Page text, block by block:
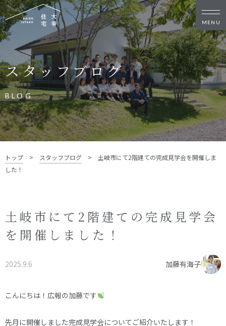
お電話でのご相談はお気軽に
新築・リノベをお考えの方
家づくりの考え方
家づくりの流れ
施工事例
イベント
お客様の声
モデルハウス
リフォーム・リノベーション
土地をお探しの方
- 分譲地情報
スタッフブログ
お知らせ
会社概要
スタッフ紹介
オーナー様へ
スタッフブログ
BLOG
トップ > スタッフブログ > 土岐市にて2階建ての完成見学会を開催しま
した！
土岐市にて2階建ての完成見学会
を開催しました！
2025.9.6 加藤有海子
こんにちは！広報の加藤です
先月に開催しました完成見学会についてご紹介いたします！